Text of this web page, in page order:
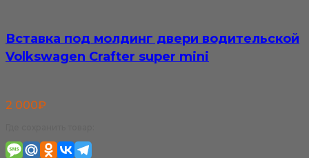
Вставка под молдинг двери водительской
Volkswagen Crafter super mini
2 000₽